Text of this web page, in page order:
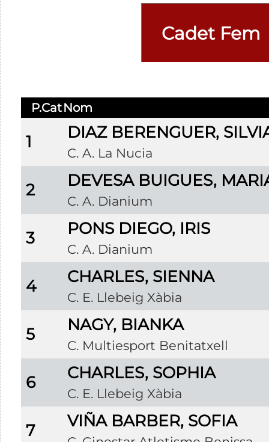
P.CatNom
1 DIAZ BERENGUER,
C. A. La Nucia
2 DEVESA BUIGUES,
C. A. Dianium
3 PONS DIEGO, IRIS
C. A. Dianium
4 CHARLES, SIENNA
C. E. Llebeig Xàbia
5 NAGY, BIANKA
C. Multiesport Benitatxell
6 CHARLES, SOPHIA
C. E. Llebeig Xàbia
7 VIÑA BARBER, SOFIA